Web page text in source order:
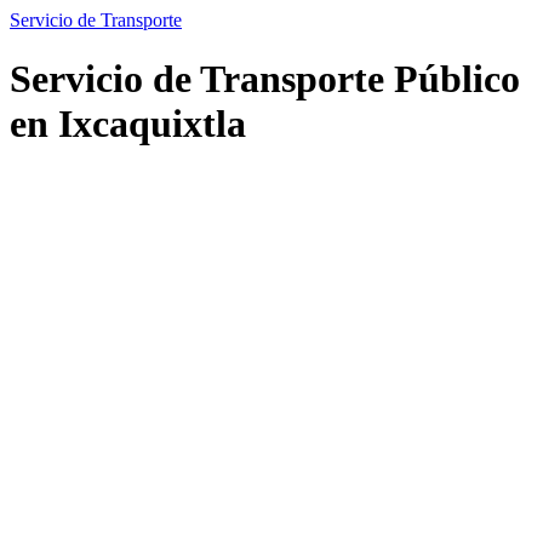
Servicio de Transporte
Servicio de Transporte Público
en Ixcaquixtla